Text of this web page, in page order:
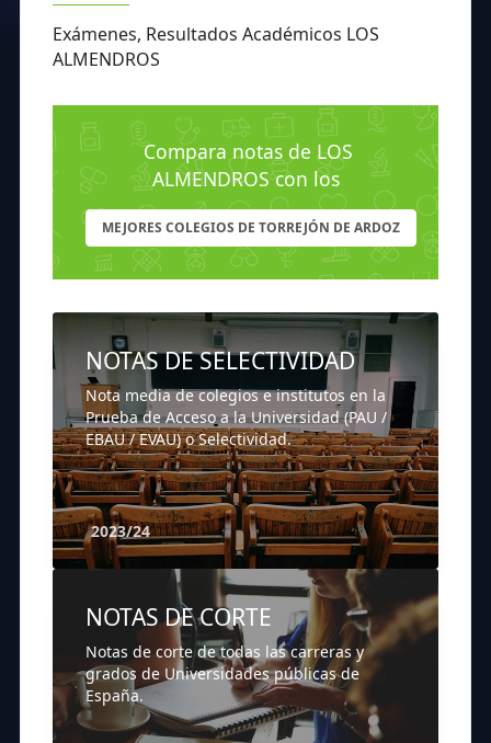
Exámenes, Resultados Académicos LOS
ALMENDROS
Compara notas de LOS
ALMENDROS con los
MEJORES COLEGIOS DE TORREJÓN DE ARDOZ
NOTAS DE SELECTIVIDAD
Nota media de colegios e institutos en la
Prueba de Acceso a la Universidad (PAU /
EBAU / EVAU) o Selectividad.
2023/24
NOTAS DE CORTE
Notas de corte de todas las carreras y
grados de Universidades públicas de
España.